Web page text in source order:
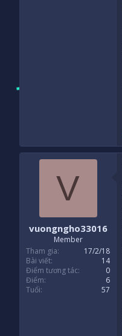
V
vuongngho33016
Member
Tham gia
17/2/18
Bài viết
14
Điểm tương tác
0
Điểm
6
Tuổi
57